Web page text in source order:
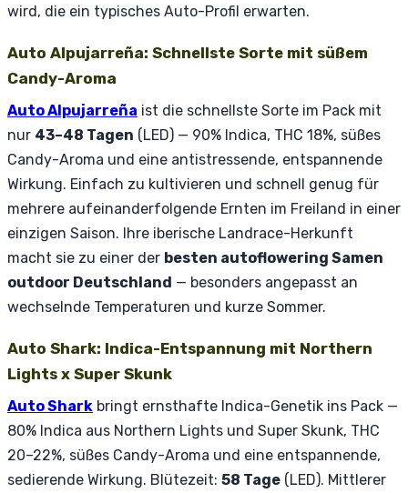
wird, die ein typisches Auto-Profil erwarten.
Auto Alpujarreña: Schnellste Sorte mit süßem
Candy-Aroma
Auto Alpujarreña ist die schnellste Sorte im Pack mit
nur 43–48 Tagen (LED) — 90% Indica, THC 18%, süßes
Candy-Aroma und eine antistressende, entspannende
Wirkung. Einfach zu kultivieren und schnell genug für
mehrere aufeinanderfolgende Ernten im Freiland in einer
einzigen Saison. Ihre iberische Landrace-Herkunft
macht sie zu einer der besten autoflowering Samen
outdoor Deutschland — besonders angepasst an
wechselnde Temperaturen und kurze Sommer.
Auto Shark: Indica-Entspannung mit Northern
Lights x Super Skunk
Auto Shark bringt ernsthafte Indica-Genetik ins Pack —
80% Indica aus Northern Lights und Super Skunk, THC
20–22%, süßes Candy-Aroma und eine entspannende,
sedierende Wirkung. Blütezeit: 58 Tage (LED). Mittlerer